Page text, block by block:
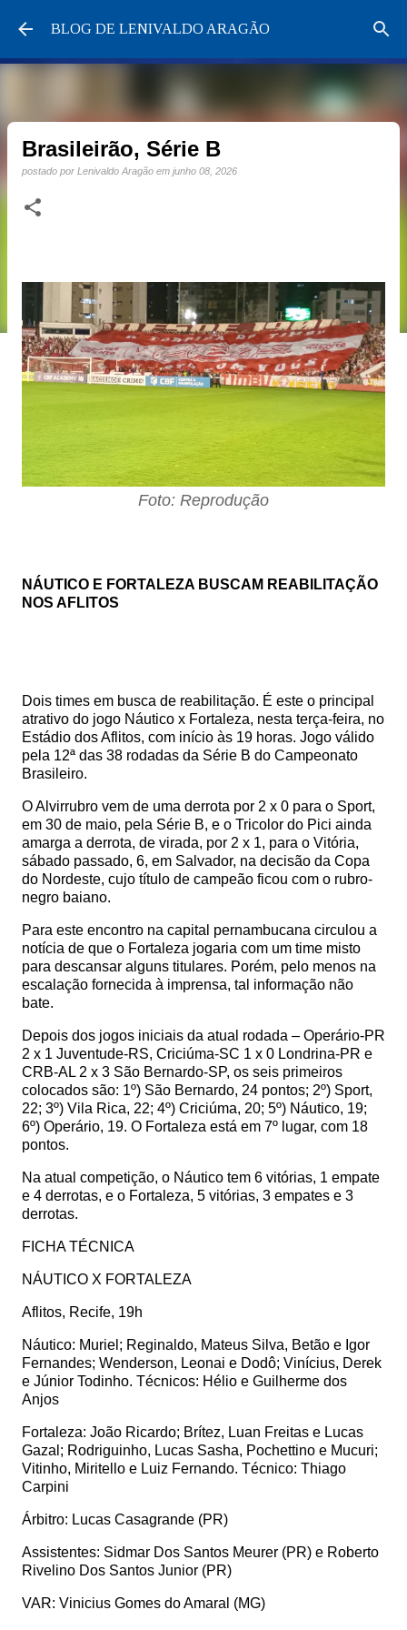
Pular para o conteúdo principal
BLOG DE LENIVALDO ARAGÃO
Brasileirão, Série B
postado por Lenivaldo Aragão em junho 08, 2026
Foto: Reprodução
NÁUTICO E FORTALEZA BUSCAM REABILITAÇÃO
NOS AFLITOS
Dois times em busca de reabilitação. É este o principal
atrativo do jogo Náutico x Fortaleza, nesta terça-feira, no
Estádio dos Aflitos, com início às 19 horas. Jogo válido
pela 12ª das 38 rodadas da Série B do Campeonato
Brasileiro.
O Alvirrubro vem de uma derrota por 2 x 0 para o Sport,
em 30 de maio, pela Série B, e o Tricolor do Pici ainda
amarga a derrota, de virada, por 2 x 1, para o Vitória,
sábado passado, 6, em Salvador, na decisão da Copa
do Nordeste, cujo título de campeão ficou com o rubro-
negro baiano.
Para este encontro na capital pernambucana circulou a
notícia de que o Fortaleza jogaria com um time misto
para descansar alguns titulares. Porém, pelo menos na
escalação fornecida à imprensa, tal informação não
bate.
Depois dos jogos iniciais da atual rodada – Operário-PR
2 x 1 Juventude-RS, Criciúma-SC 1 x 0 Londrina-PR e
CRB-AL 2 x 3 São Bernardo-SP, os seis primeiros
colocados são: 1º) São Bernardo, 24 pontos; 2º) Sport,
22; 3º) Vila Rica, 22; 4º) Criciúma, 20; 5º) Náutico, 19;
6º) Operário, 19. O Fortaleza está em 7º lugar, com 18
pontos.
Na atual competição, o Náutico tem 6 vitórias, 1 empate
e 4 derrotas, e o Fortaleza, 5 vitórias, 3 empates e 3
derrotas.
FICHA TÉCNICA
NÁUTICO X FORTALEZA
Aflitos, Recife, 19h
Náutico: Muriel; Reginaldo, Mateus Silva, Betão e Igor
Fernandes; Wenderson, Leonai e Dodô; Vinícius, Derek
e Júnior Todinho. Técnicos: Hélio e Guilherme dos
Anjos
Fortaleza: João Ricardo; Brítez, Luan Freitas e Lucas
Gazal; Rodriguinho, Lucas Sasha, Pochettino e Mucuri;
Vitinho, Miritello e Luiz Fernando. Técnico: Thiago
Carpini
Árbitro: Lucas Casagrande (PR)
Assistentes: Sidmar Dos Santos Meurer (PR) e Roberto
Rivelino Dos Santos Junior (PR)
VAR: Vinicius Gomes do Amaral (MG)